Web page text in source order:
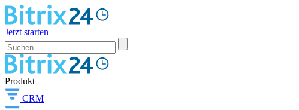
Jetzt starten
Produkt
CRM